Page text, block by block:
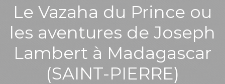
Le Vazaha du Prince ou
les aventures de Joseph
Lambert à Madagascar
(SAINT-PIERRE)